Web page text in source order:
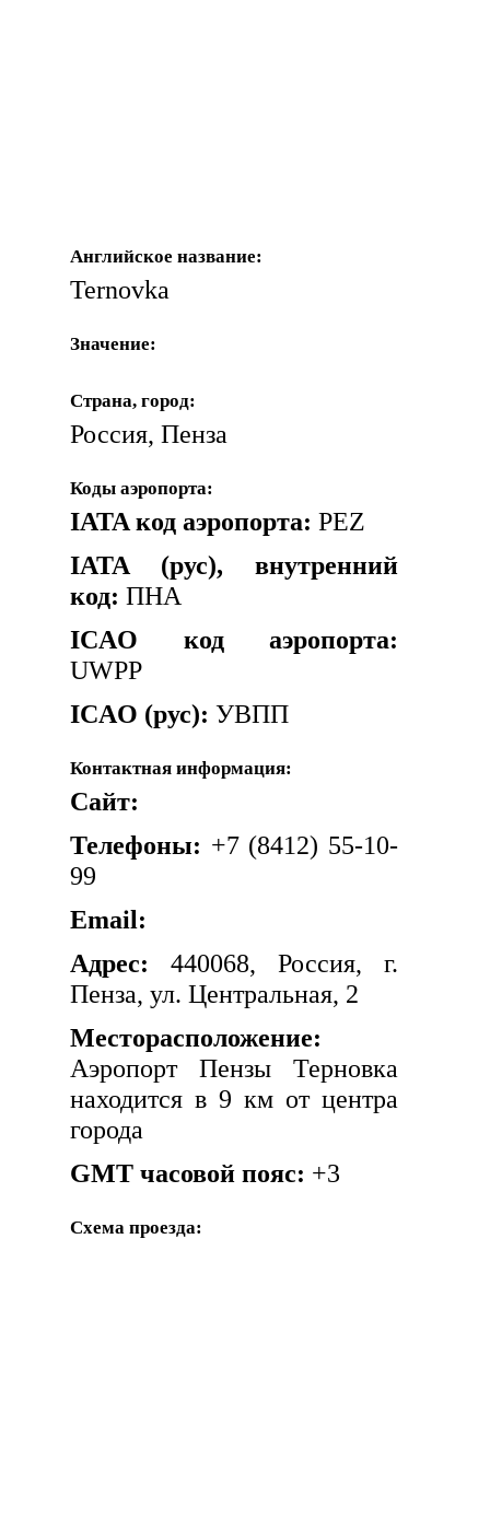
Английское название:
Ternovka
Значение:
Страна, город:
Россия, Пенза
Коды аэропорта:
IATA код аэропорта: PEZ
IATA (рус), внутренний
код: ПНА
ICAO код аэропорта:
UWPP
ICAO (рус): УВПП
Контактная информация:
Сайт:
Телефоны: +7 (8412) 55-10-
99
Email:
Адрес: 440068, Россия, г.
Пенза, ул. Центральная, 2
Месторасположение:
Аэропорт Пензы Терновка
находится в 9 км от центра
города
GMT часовой пояс: +3
Схема проезда: